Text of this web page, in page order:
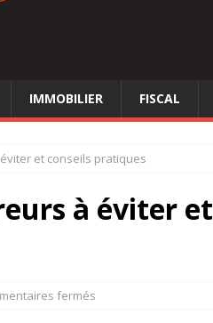
IMMOBILIER FISCAL
et conseils pratiques
à éviter et
fermés